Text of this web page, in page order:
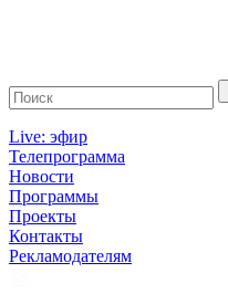
Live: эфир
Телепрограмма
Новости
Программы
Проекты
Контакты
Рекламодателям